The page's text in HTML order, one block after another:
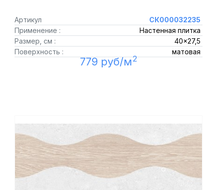
Артикул
СК000032235
Применение :
Настенная плитка
Размер, см :
40x27,5
Поверхность :
матовая
779 руб/м2